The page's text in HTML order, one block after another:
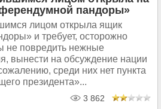
пандоры»
лицом открыла ящик
и требует, осторожно
не повредить нежные
вынести на обсуждение нации
среди них нет пункта
президента»...
3 862